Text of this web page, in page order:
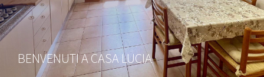
BENVENUTI A CASA LUCIA